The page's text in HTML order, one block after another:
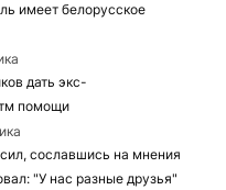
имеет белорусское
дать экс-
помощи
сославшись на мнения
"У нас разные друзья"